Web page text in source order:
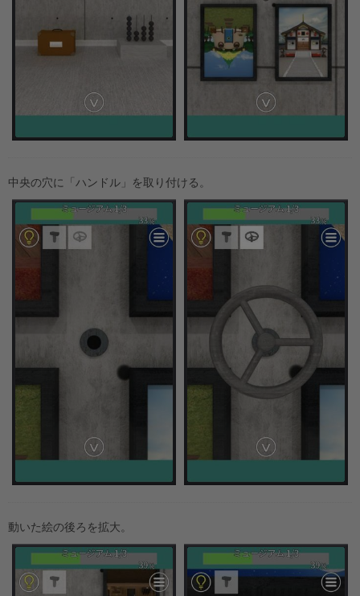
中央の穴に「ハンドル」を取り付ける。
動いた絵の後ろを拡大。